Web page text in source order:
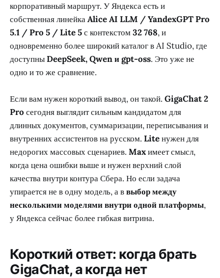
корпоративный маршрут. У Яндекса есть и
собственная линейкаAlice AI LLM / YandexGPT Pro
5.1 / Pro 5 / Lite 5с контекстом32 768, и
одновременно более широкий каталог в AI Studio, где
доступныDeepSeek, Qwen и gpt-oss. Это уже не
одно и то же сравнение.
Если вам нужен короткий вывод, он такой. GigaChat 2
Pro сегодня выглядит сильным кандидатом для
длинных документов, суммаризации, переписывания и
внутренних ассистентов на русском. Liteнужен для
недорогих массовых сценариев. Maxимеет смысл,
когда цена ошибки выше и нужен верхний слой
качества внутри контура Сбера. Но если задача
упирается не в одну модель, а ввыбор между
несколькими моделями внутри одной платформы,
у Яндекса сейчас более гибкая витрина.
Короткий ответ: когда брать
GigaChat, а когда нет